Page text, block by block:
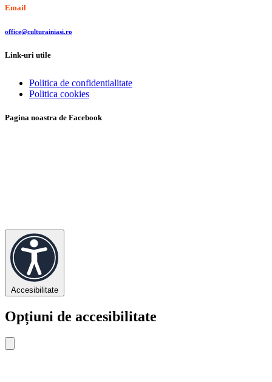
Email
office@culturainiasi.ro
Link-uri utile
Politica de confidentialitate
Politica cookies
Pagina noastra de Facebook
Accesibilitate
Opțiuni de accesibilitate